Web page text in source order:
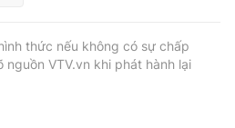
thức nếu không có sự chấp
nguồn VTV.vn khi phát hành lại